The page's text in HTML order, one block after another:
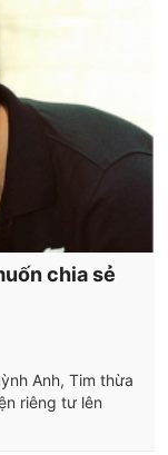
chia sẻ
Anh, Tim thừa
riêng tư lên